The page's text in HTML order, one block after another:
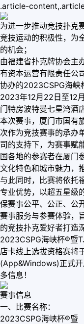
.article-
为进一步推动竞技扑克
竞技运动的积极性，为
的机会；
由福建省扑克牌协会主
有资本运营有限责任公
协办的2023CSPG海峡
2023年12月22日至12
门特房波特曼七星湾酒
本次赛事，厦门市国有
次作为竞技赛事的承办
司的支持下，为赛事赋
国各地的参赛者在厦门
文化特色和城市魅力，
与此同时，比赛将依托
专业优势，以超五星级
保赛事公平、公正、公
赛事服务与参赛体验，
的竞技扑克爱好者打造
2023CSPG海峡杯®暨
店卡线上选拔资格赛将
(App&Windows)正式
多信息！
赛事信息
一、比赛名称：
2023CSPG海峡杯®暨